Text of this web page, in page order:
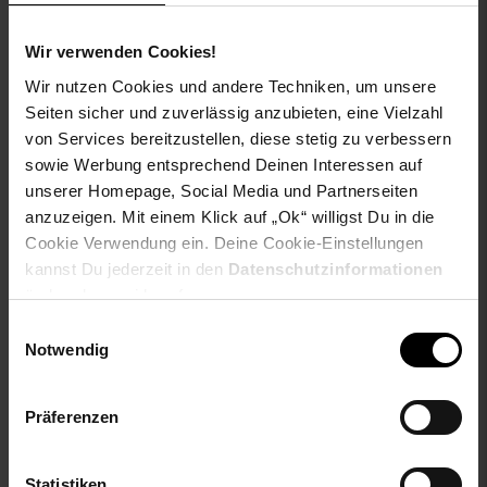
Wir verwenden Cookies!
Wir nutzen Cookies und andere Techniken, um unsere
Seiten sicher und zuverlässig anzubieten, eine Vielzahl
von Services bereitzustellen, diese stetig zu verbessern
sowie Werbung entsprechend Deinen Interessen auf
unserer Homepage, Social Media und Partnerseiten
anzuzeigen. Mit einem Klick auf „Ok“ willigst Du in die
Cookie Verwendung ein. Deine Cookie-Einstellungen
kannst Du jederzeit in den Datenschutzinformationen
ändern bzw. widerrufen.
Notwendig
Präferenzen
44, *nur 44, € Sternchen
48,
Luxus-Vogelhaus
Kunststoff-Design mit
Kundenbewertung: 3,88 von 5